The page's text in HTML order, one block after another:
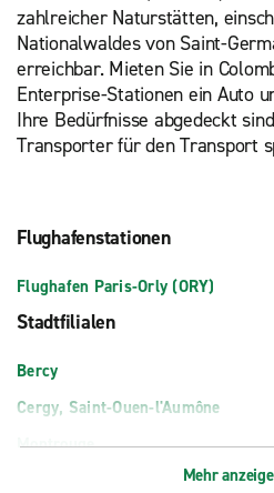
zahlreicher Naturstätten,
Nationalwaldes von Saint-
erreichbar. Mieten Sie in
Enterprise-Stationen ein Auto
Ihre Bedürfnisse abgedeckt
Transporter für den Transport
Flughafenstationen
Flughafen Paris-Orly (ORY)
Stadtfilialen
Bercy
Cergy, Saint-Ouen-l'Aumône
Montrouge
Paris 17. Arrondissement Ternes
Mehr